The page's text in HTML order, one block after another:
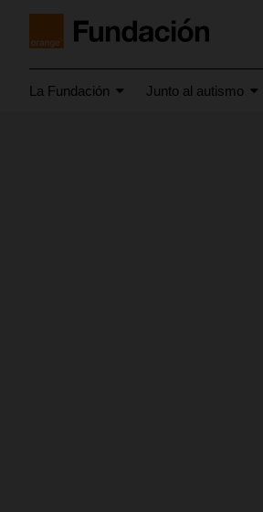
La Fundación Junto al autismo